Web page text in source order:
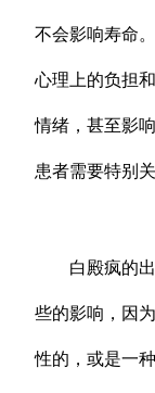
不会影响寿命
心理上的负担
情绪，甚至影
患者需要特别关
白殿疯的
些的影响，因
性的，或是一